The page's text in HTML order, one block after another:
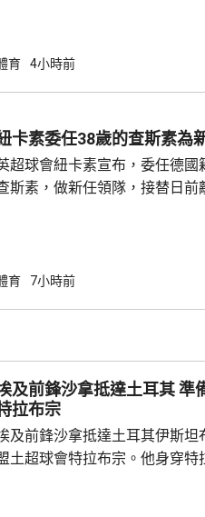
達7小時，恩芬天奴發言時承認
，會後聲明重申全力支持恩芬
售賽事股權的計劃是犯下錯誤
以不同的方式處理，強調無意
...
育 4小時前
卡素委任38歲的查斯素為
超球會紐卡素宣布，委任德國
斯素，做新任領隊，接替日前
領沙特球會吉達艾阿里。他將
育 7小時前
及前鋒沙拿抵達土耳其 準備簽約加盟
拉布宗
及前鋒沙拿抵達土耳其伊斯坦
土超球會特拉布宗。他身穿特